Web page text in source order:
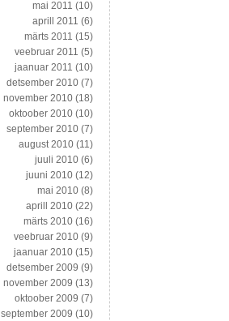
mai 2011 (10)
aprill 2011 (6)
märts 2011 (15)
veebruar 2011 (5)
jaanuar 2011 (10)
detsember 2010 (7)
november 2010 (18)
oktoober 2010 (10)
september 2010 (7)
august 2010 (11)
juuli 2010 (6)
juuni 2010 (12)
mai 2010 (8)
aprill 2010 (22)
märts 2010 (16)
veebruar 2010 (9)
jaanuar 2010 (15)
detsember 2009 (9)
november 2009 (13)
oktoober 2009 (7)
september 2009 (10)